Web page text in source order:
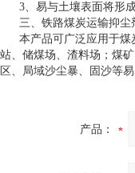
3、易与土壤表面将形成
三、铁路煤炭运输抑尘
本产品可广泛应用于煤
站、储煤场、渣料场；煤
区、局域沙尘暴、固沙等
产品：